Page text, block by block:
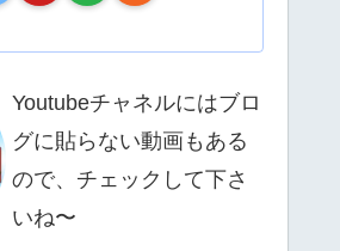
Youtubeチャネルにはブロ
グに貼らない動画もある
ので、チェックして下さ
いね〜